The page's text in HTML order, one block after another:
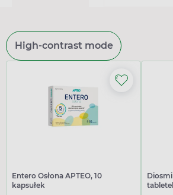
High-contrast mode
Entero Osłona APTEO, 10
kapsułek